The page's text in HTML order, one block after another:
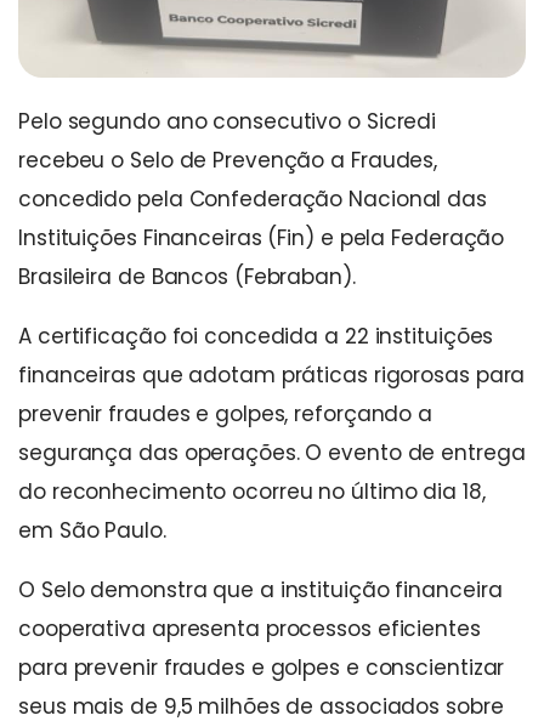
Pelo segundo ano consecutivo o Sicredi
recebeu o Selo de Prevenção a Fraudes,
concedido pela Confederação Nacional das
Instituições Financeiras (Fin) e pela Federação
Brasileira de Bancos (Febraban).
A certificação foi concedida a 22 instituições
financeiras que adotam práticas rigorosas para
prevenir fraudes e golpes, reforçando a
segurança das operações. O evento de entrega
do reconhecimento ocorreu no último dia 18,
em São Paulo.
O Selo demonstra que a instituição financeira
cooperativa apresenta processos eficientes
para prevenir fraudes e golpes e conscientizar
seus mais de 9,5 milhões de associados sobre